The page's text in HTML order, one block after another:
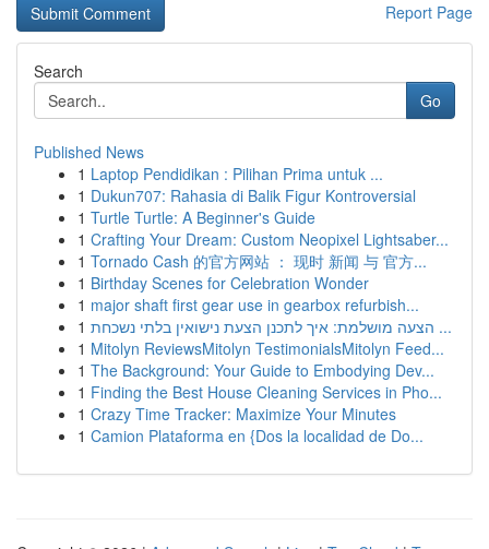
Report Page
Search
Go
Published News
1 Laptop Pendidikan : Pilihan Prima untuk ...
1 Dukun707: Rahasia di Balik Figur Kontroversial
1 Turtle Turtle: A Beginner's Guide
1 Crafting Your Dream: Custom Neopixel Lightsaber...
1 Tornado Cash 的官方网站 ： 现时 新闻 与 官方...
1 Birthday Scenes for Celebration Wonder
1 major shaft first gear use in gearbox refurbish...
1
הצעה מושלמת: איך לתכנן הצעת נישואין בלתי נשכחת ...
1 Mitolyn ReviewsMitolyn TestimonialsMitolyn Feed...
1 The Background: Your Guide to Embodying Dev...
1 Finding the Best House Cleaning Services in Pho...
1 Crazy Time Tracker: Maximize Your Minutes
1 Camion Plataforma en {Dos la localidad de Do...